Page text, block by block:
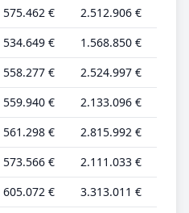
575.462 € 2.512.906 €
534.649 € 1.568.850 €
558.277 € 2.524.997 €
559.940 € 2.133.096 €
561.298 € 2.815.992 €
573.566 € 2.111.033 €
605.072 € 3.313.011 €